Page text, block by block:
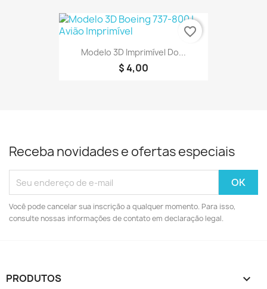
Modelo 3D Imprimível Do...
$ 4,00
favorite_border
Receba novidades e ofertas especiais
Você pode cancelar sua inscrição a qualquer momento. Para isso,
consulte nossas informações de contato em declaração legal.
PRODUTOS 